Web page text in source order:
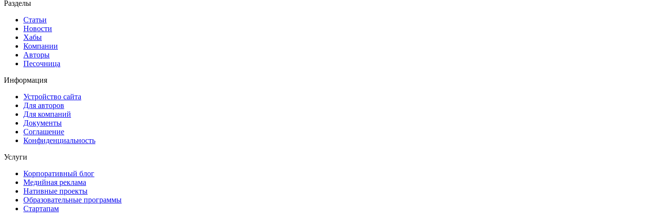
Разделы
Статьи
Новости
Хабы
Компании
Авторы
Песочница
Информация
Устройство сайта
Для авторов
Для компаний
Документы
Соглашение
Конфиденциальность
Услуги
Корпоративный блог
Медийная реклама
Нативные проекты
Образовательные программы
Стартапам